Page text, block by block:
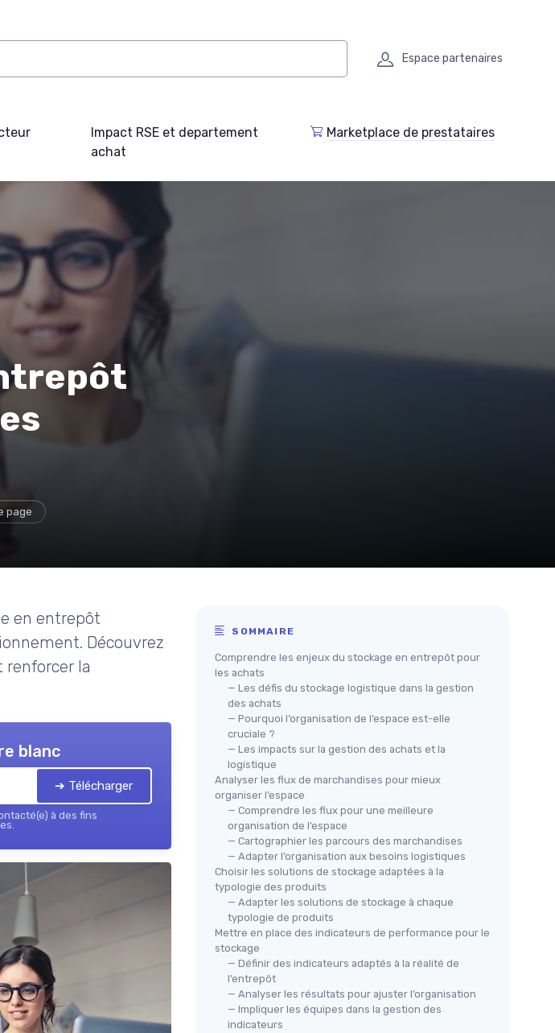
Espace partenaires
Impact RSE et departement
achat
Marketplace de prestataires
page
en entrepôt
Découvrez
renforcer la
blanc
➔ Télécharger
à des fins
SOMMAIRE
Comprendre les enjeux du stockage en entrepôt pour
les achats
— Les défis du stockage logistique dans la gestion
des achats
— Pourquoi l’organisation de l’espace est-elle
cruciale ?
— Les impacts sur la gestion des achats et la
logistique
Analyser les flux de marchandises pour mieux
organiser l’espace
— Comprendre les flux pour une meilleure
organisation de l’espace
— Cartographier les parcours des marchandises
— Adapter l’organisation aux besoins logistiques
Choisir les solutions de stockage adaptées à la
typologie des produits
— Adapter les solutions de stockage à chaque
typologie de produits
Mettre en place des indicateurs de performance pour le
stockage
— Définir des indicateurs adaptés à la réalité de
l’entrepôt
— Analyser les résultats pour ajuster l’organisation
— Impliquer les équipes dans la gestion des
indicateurs